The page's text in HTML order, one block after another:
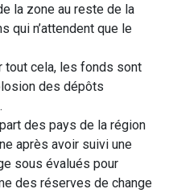
la zone au reste de la
qui n’attendent que le
tout cela, les fonds sont
des dépôts
des pays de la région
après avoir suivi une
sous évalués pour
des réserves de change